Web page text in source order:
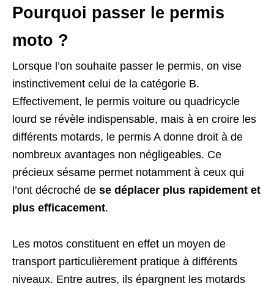
Pourquoi passer le permis
moto ?
Lorsque l’on souhaite passer le permis, on vise
instinctivement celui de la catégorie B.
Effectivement, le permis voiture ou quadricycle
lourd se révèle indispensable, mais à en croire les
différents motards, le permis A donne droit à de
nombreux avantages non négligeables. Ce
précieux sésame permet notamment à ceux qui
l’ont décroché de se déplacer plus rapidement et
plus efficacement.
Les motos constituent en effet un moyen de
transport particulièrement pratique à différents
niveaux. Entre autres, ils épargnent les motards